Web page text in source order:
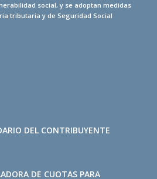
social, y se adoptan medidas
tributaria y de Seguridad Social
DEL CONTRIBUYENTE
DE CUOTAS PARA